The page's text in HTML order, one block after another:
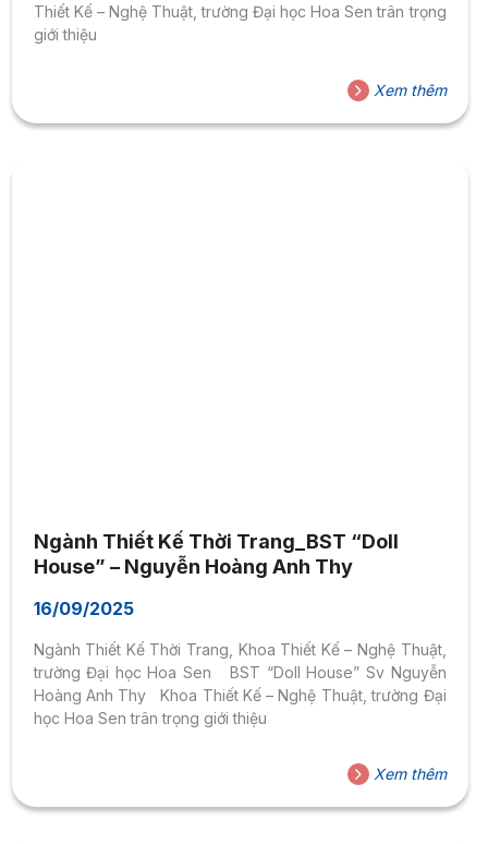
Thiết Kế – Nghệ Thuật, trường Đại học Hoa Sen trân trọng
giới thiệu
Xem thêm
Ngành Thiết Kế Thời Trang_BST “Doll
House” – Nguyễn Hoàng Anh Thy
16/09/2025
Ngành Thiết Kế Thời Trang, Khoa Thiết Kế – Nghệ Thuật,
trường Đại học Hoa Sen BST “Doll House” Sv Nguyễn
Hoàng Anh Thy Khoa Thiết Kế – Nghệ Thuật, trường Đại
học Hoa Sen trân trọng giới thiệu
Xem thêm